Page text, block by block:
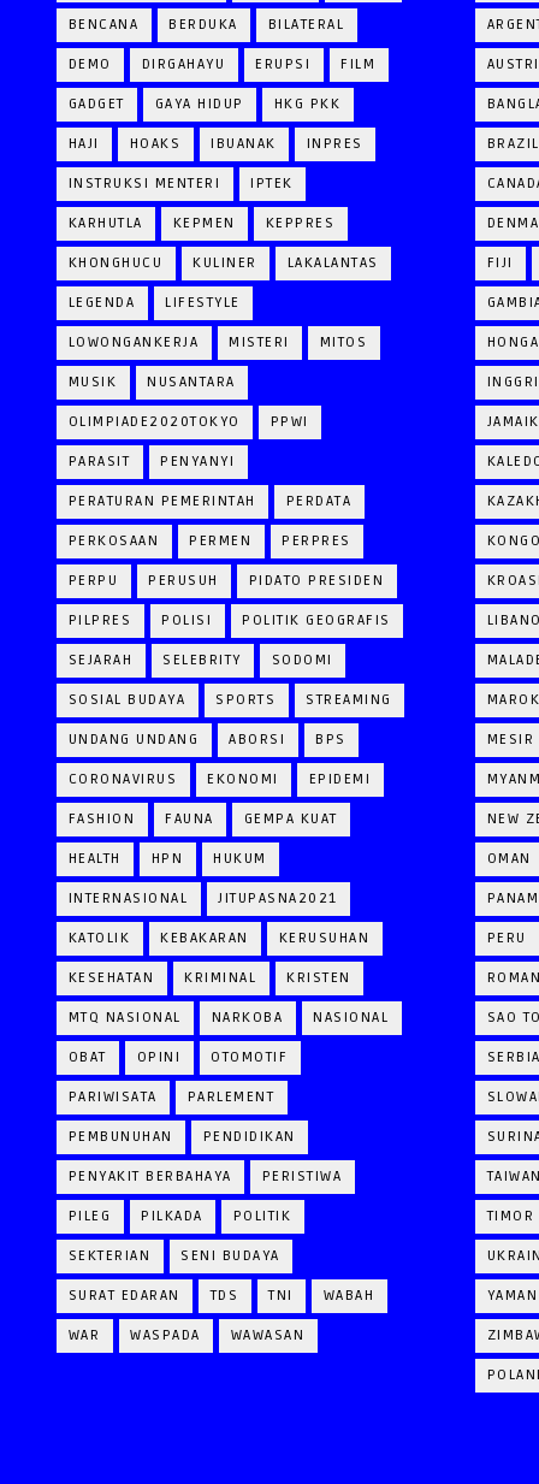
BENCANA BERDUKA BILATERAL
DEMO DIRGAHAYU ERUPSI FILM
GADGET GAYA HIDUP HKG PKK
HAJI HOAKS IBUANAK INPRES
INSTRUKSI MENTERI IPTEK
KARHUTLA KEPMEN KEPPRES
KHONGHUCU KULINER LAKALANTAS
LEGENDA LIFESTYLE
LOWONGANKERJA MISTERI MITOS
MUSIK NUSANTARA
OLIMPIADE2020TOKYO PPWI
PARASIT PENYANYI
PERATURAN PEMERINTAH PERDATA
PERKOSAAN PERMEN PERPRES
PERPU PERUSUH PIDATO PRESIDEN
PILPRES POLISI POLITIK GEOGRAFIS
SEJARAH SELEBRITY SODOMI
SOSIAL BUDAYA SPORTS STREAMING
UNDANG UNDANG ABORSI BPS
CORONAVIRUS EKONOMI EPIDEMI
FASHION FAUNA GEMPA KUAT
HEALTH HPN HUKUM
INTERNASIONAL JITUPASNA2021
KATOLIK KEBAKARAN KERUSUHAN
KESEHATAN KRIMINAL KRISTEN
MTQ NASIONAL NARKOBA NASIONAL
OBAT OPINI OTOMOTIF
PARIWISATA PARLEMENT
PEMBUNUHAN PENDIDIKAN
PENYAKIT BERBAHAYA PERISTIWA
PILEG PILKADA POLITIK
SEKTERIAN SENI BUDAYA
SURAT EDARAN TDS TNI WABAH
WAR WASPADA WAWASAN
BRAZIL
FIJI
MESIR
NEW
OMAN
PERU
SAO
TIMOR
YAMAN